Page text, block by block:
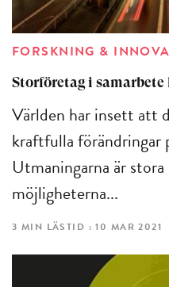
FORSKNING &
Storföretag i
Världen har insett att
kraftfulla förändringar
Utmaningarna är stora
möjligheterna...
3 MIN LÄSTID : 10 MAR 2021